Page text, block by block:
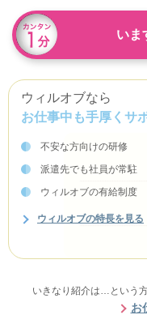
いま
ウィルオブなら
お仕事中も手厚くサ
不安な方向けの研修
派遣先でも社員が常駐
ウィルオブの有給制度
ウィルオブの特長を見る
いきなり紹介は…という
お